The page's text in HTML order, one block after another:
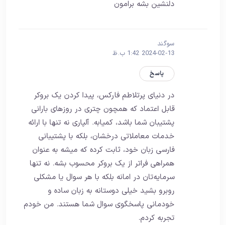
دلنشین بشه برامون
سوگند
2024-02-13 1:42 ب.ظ
پاسخ
در دنیای پرتلاطم فارکس، پیدا کردن یک بروکر
قابل اعتماد که همچون چتری در روزهای بارانی
پشتیبان شما باشد، کمیابه. آلپاری نه تنها با ارائه
خدمات معاملاتی درخشان، بلکه با پشتیبانی
فارسی زبان خود، ثابت کرده که میشه به عنوان
همراهی فراتر از یک بروکر محسوب بشه. نه تنها
سرمایه‌تان در امانه بلکه با هر سوال یا مشکلی
روبرو بشید خیلی دوستانه به زبان ساده و
خودمانی پاسخگوی سوال شما هستند. من خودم
تجربه کردم.